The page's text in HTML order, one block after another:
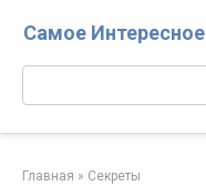
Самое Интересное
Поиск:
Главная » Секреты